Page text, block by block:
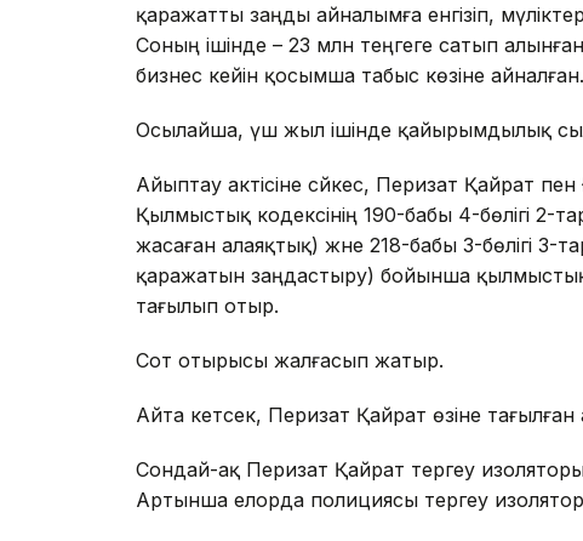
қаражатты заңды айналымға енгізіп,
Соның ішінде – 23 млн теңгеге сатып
бизнес кейін қосымша табыс көзіне айналған.
Осылайша, үш жыл ішінде қайырымдылық
Айыптау актісіне сәйкес, Перизат Қайрат
Қылмыстық кодексінің 190-бабы 4-бөлігі 2-
жасаған алаяқтық) және 218-бабы 3-бөлігі
қаражатын заңдастыру) бойынша
тағылып отыр.
Сот отырысы жалғасып жатыр.
Айта кетсек, Перизат Қайрат өзіне
Сондай-ақ Перизат Қайрат тергеу изоляторы
Артынша елорда полициясы тергеу